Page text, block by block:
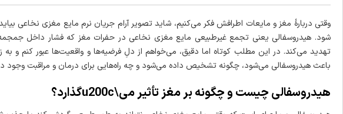
درمانی موجود، شامل گزینه‌های غیرجراحی و جراحی، را مورد بررسی قرار می‌دهیم تا
این وضعیت آشنا شوند. هدف ما ارائه اطلاعات جامع و مفیدی است که به درک بهتر
کند.
وقتی دربارهٔ مغز و مایعات اطرافش فکر می‌کنیم، شاید تصویر آرام جریان نرم مایع مغزی نخاعی
شود. هیدروسفالی یعنی تجمع غیرطبیعی مایع مغزی نخاعی در حفرات مغز که فشار داخل جمجمه
تهدید می‌کند. در این مطلب کوتاه اما دقیق، می‌خواهم از دلِ فرضیه‌ها و واقعیت‌ها عبور کنم و
باعث هیدروسفالی می‌شود، چگونه تشخیص داده می‌شود و چه راه‌هایی برای درمان و مراقبت وجود
هیدروسفالی چیست و چگونه بر مغز تأثیر می\u200cگذارد؟